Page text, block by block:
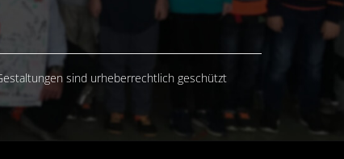
sind urheberrechtlich geschützt